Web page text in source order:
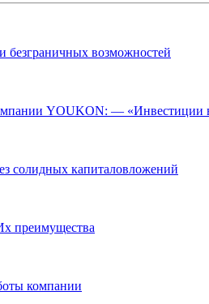
безграничных возможностей
YOUKON: —
солидных капиталовложений
преимущества
компании